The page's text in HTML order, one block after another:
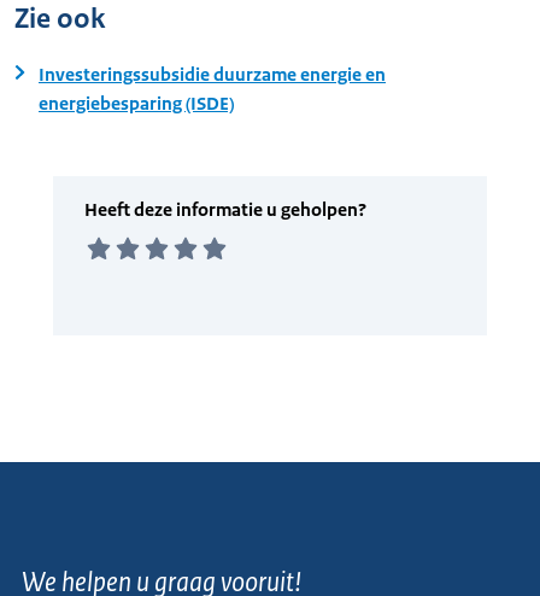
Zie ook
Investeringssubsidie duurzame energie en
energiebesparing (ISDE)
We helpen u graag vooruit!